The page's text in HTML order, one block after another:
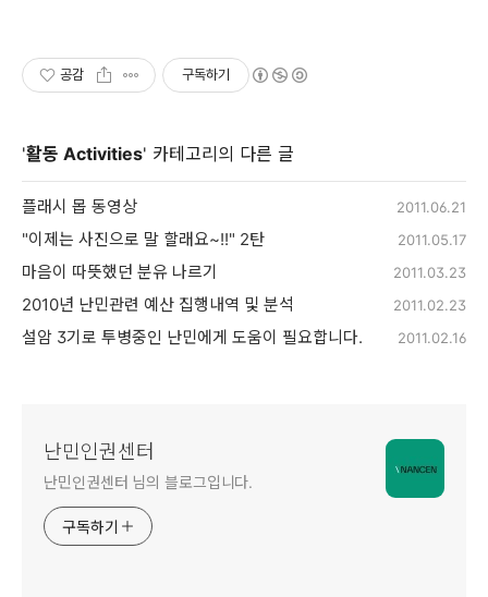
공감 구독하기
'활동 Activities' 카테고리의 다른 글
플래시 몹 동영상 2011.06.21
"이제는 사진으로 말 할래요~!!" 2탄 2011.05.17
마음이 따뜻했던 분유 나르기 2011.03.23
2010년 난민관련 예산 집행내역 및 분석 2011.02.23
설암 3기로 투병중인 난민에게 도움이 필요합니다. 2011.02.16
난민인권센터
난민인권센터 님의 블로그입니다.
구독하기